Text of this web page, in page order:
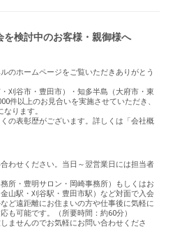
を検討中のお客様・親御様へ
のホームページをご覧いただきありがとう
刈谷市・豊田市）・知多半島（大府市・東
件以上のお見合いを実施させていただき、
ります。
の表彰歴がございます。詳しくは「会社概
わせください。当日～翌営業日には担当者
所・豊明サロン・岡崎事務所）もしくはお
山駅・刈谷駅・豊田市駅）など対面で入会
ど遠距離にお住まいの方や仕事後に気軽に
も可能です。（所要時間：約60分）
ませんのでお気軽にお問い合わせくださ